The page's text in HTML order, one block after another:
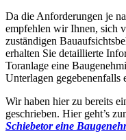
Da die Anforderungen je
empfehlen wir Ihnen, sich
zuständigen
erhalten Sie detaillierte
Toranlage eine
Unterlagen gegebenenfalls
Wir haben hier zu bereits
geschrieben. Hier geht’s
Schiebetor eine